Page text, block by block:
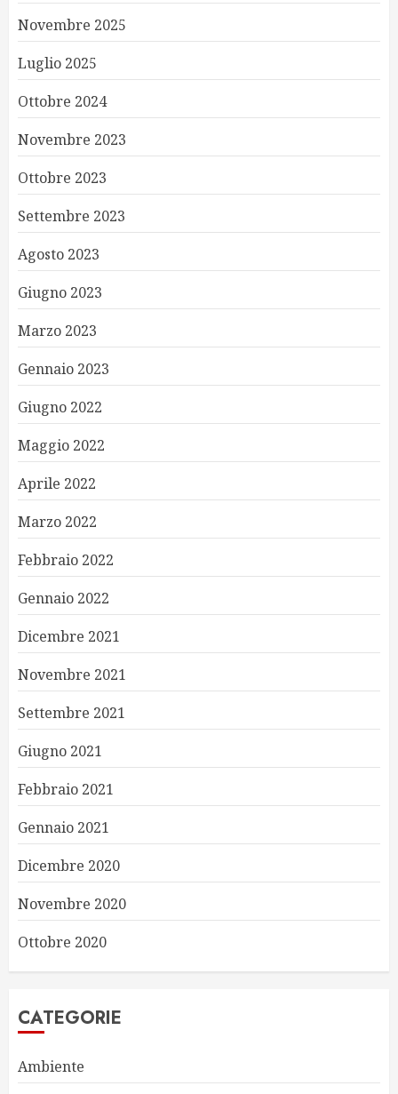
Novembre 2025
Luglio 2025
Ottobre 2024
Novembre 2023
Ottobre 2023
Settembre 2023
Agosto 2023
Giugno 2023
Marzo 2023
Gennaio 2023
Giugno 2022
Maggio 2022
Aprile 2022
Marzo 2022
Febbraio 2022
Gennaio 2022
Dicembre 2021
Novembre 2021
Settembre 2021
Giugno 2021
Febbraio 2021
Gennaio 2021
Dicembre 2020
Novembre 2020
Ottobre 2020
CATEGORIE
Ambiente